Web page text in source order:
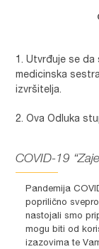
Utvrđuje se da
medicinska
izvršitelja.
Ova Odluka
COVID-19
Pandemija
poprilično
nastojali smo
mogu biti od
izazovima te